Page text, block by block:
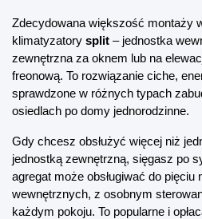
Zdecydowana większość montaży
klimatyzatory split – jednostka
zewnętrzna za oknem lub na
freonową. To rozwiązanie ciche,
sprawdzone w różnych typach
osiedlach po domy jednorodzinne.
Gdy chcesz obsłużyć więcej niż
jednostką zewnętrzną, sięgasz po
agregat może obsługiwać do pięciu
wewnętrznych, z osobnym
każdym pokoju. To popularne i